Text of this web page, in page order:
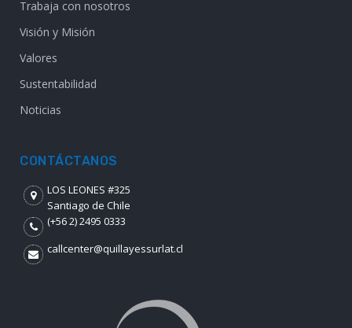
Trabaja con nosotros
Visión y Misión
Valores
Sustentabilidad
Noticias
CONTÁCTANOS
LOS LEONES #325
Santiago de Chile
(+56 2) 2495 0333
callcenter@quillayessurlat.cl